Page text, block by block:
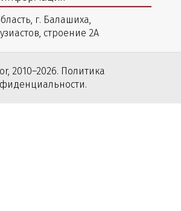
г. Балашиха,
строение 2А
2010–2026. Политика